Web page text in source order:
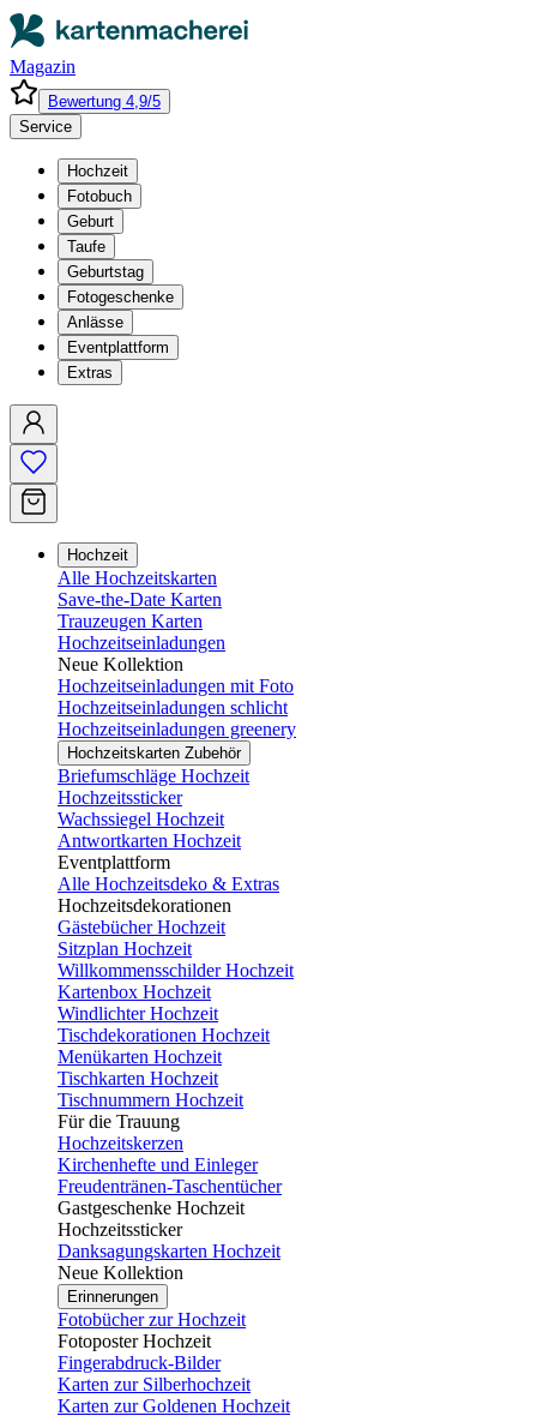
Magazin
Bewertung 4,9/5
Service
Hochzeit
Fotobuch
Geburt
Taufe
Geburtstag
Fotogeschenke
Anlässe
Eventplattform
Extras
Hochzeit
Alle Hochzeitskarten
Save-the-Date Karten
Trauzeugen Karten
Hochzeitseinladungen
Neue Kollektion
Hochzeitseinladungen mit Foto
Hochzeitseinladungen schlicht
Hochzeitseinladungen greenery
Hochzeitskarten Zubehör
Briefumschläge Hochzeit
Hochzeitssticker
Wachssiegel Hochzeit
Antwortkarten Hochzeit
Eventplattform
Alle Hochzeitsdeko & Extras
Hochzeitsdekorationen
Gästebücher Hochzeit
Sitzplan Hochzeit
Willkommensschilder Hochzeit
Kartenbox Hochzeit
Windlichter Hochzeit
Tischdekorationen Hochzeit
Menükarten Hochzeit
Tischkarten Hochzeit
Tischnummern Hochzeit
Für die Trauung
Hochzeitskerzen
Kirchenhefte und Einleger
Freudentränen-Taschentücher
Gastgeschenke Hochzeit
Hochzeitssticker
Danksagungskarten Hochzeit
Neue Kollektion
Erinnerungen
Fotobücher zur Hochzeit
Fotoposter Hochzeit
Fingerabdruck-Bilder
Karten zur Silberhochzeit
Karten zur Goldenen Hochzeit